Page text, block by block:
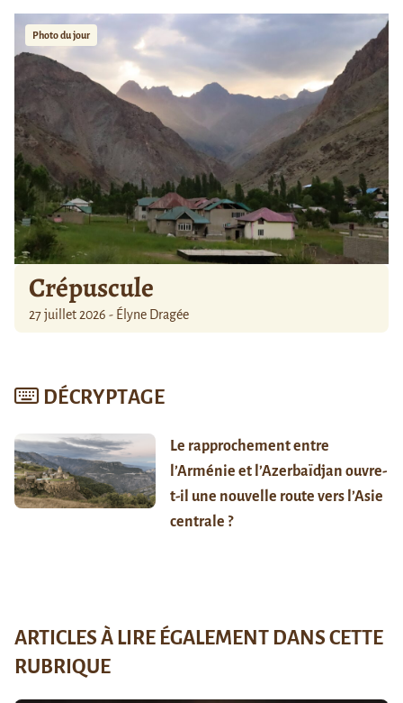
Photo du jour
Crépuscule
27 juillet 2026 - Élyne Dragée
DÉCRYPTAGE
Le rapprochement entre
l’Arménie et l’Azerbaïdjan ouvre-
t-il une nouvelle route vers l’Asie
centrale ?
ARTICLES À LIRE ÉGALEMENT DANS CETTE
RUBRIQUE